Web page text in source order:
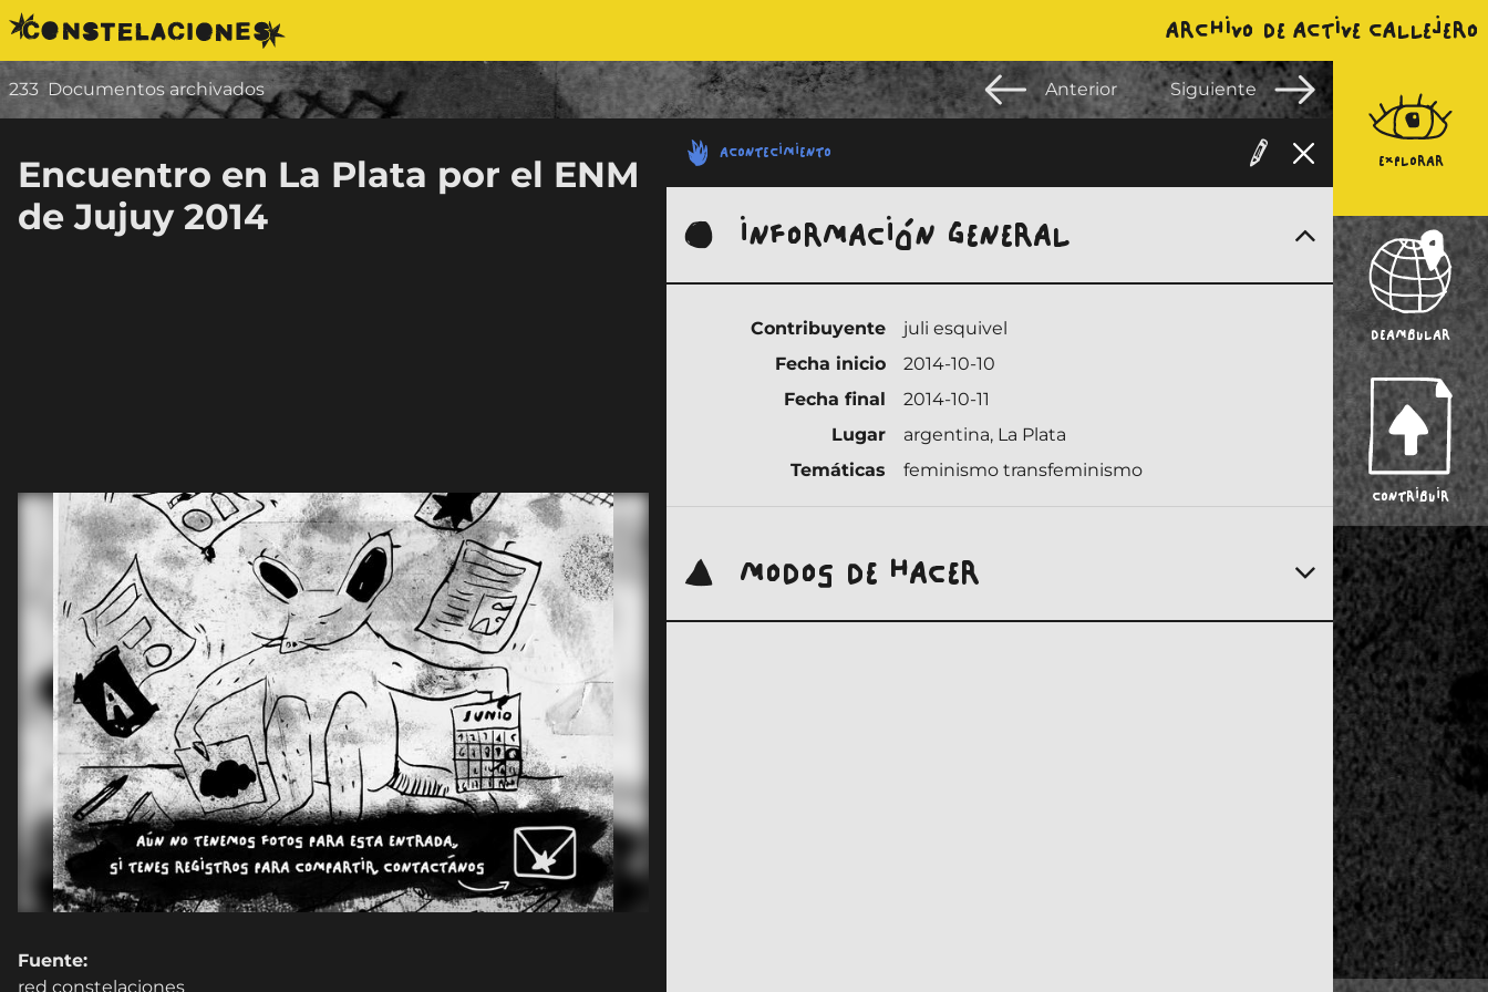
Saltar al contenido ARCHIVO DE ACTIVE CALLEJERO
233 Documentos archivados Anterior Siguiente
Encuentro en La Plata por el ENM
de Jujuy 2014
Fuente:
red constelaciones
ACONTECIMIENTO
INFORMACIÓN GENERAL
Contribuyente
juli esquivel
Fecha inicio
2014-10-10
Fecha final
2014-10-11
Lugar
argentina, La Plata
Temáticas
feminismo transfeminismo
MODOS DE HACER
EXPLORAR
DEAMBULAR
CONTRIBUIR